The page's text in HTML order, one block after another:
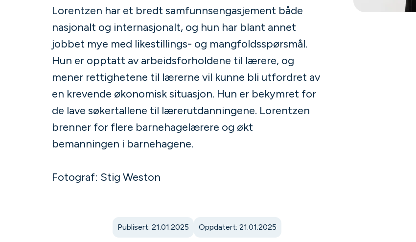
Lorentzen har et bredt samfunnsengasjement både
nasjonalt og internasjonalt, og hun har blant annet
jobbet mye med likestillings- og mangfoldsspørsmål.
Hun er opptatt av arbeidsforholdene til lærere, og
mener rettighetene til lærerne vil kunne bli utfordret av
en krevende økonomisk situasjon. Hun er bekymret for
de lave søkertallene til lærerutdanningene. Lorentzen
brenner for flere barnehagelærere og økt
bemanningen i barnehagene.
Fotograf: Stig Weston
Publisert: 21.01.2025 Oppdatert: 21.01.2025